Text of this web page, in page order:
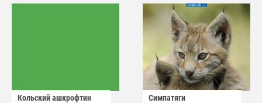
Кольский ашкрофтин Симпатяги